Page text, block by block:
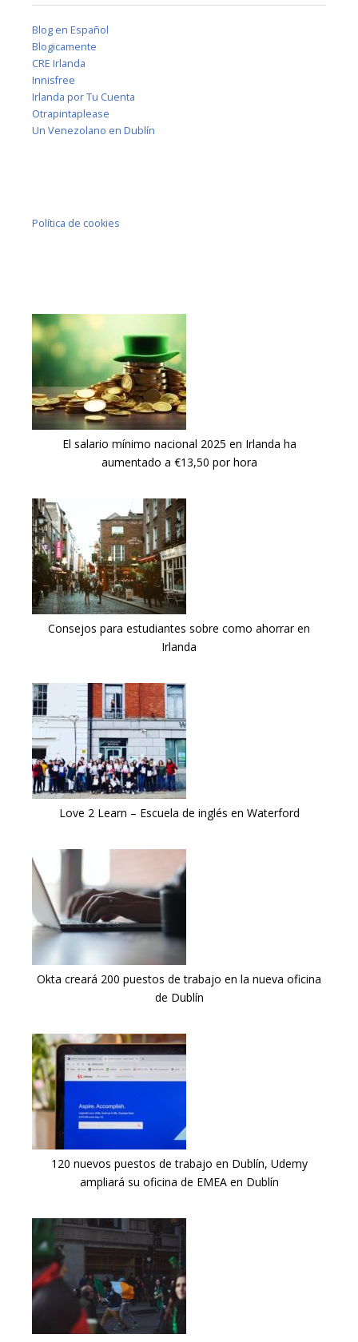
Blog en Español
Blogicamente
CRE Irlanda
Innisfree
Irlanda por Tu Cuenta
Otrapintaplease
Un Venezolano en Dublín
Política de cookies
El salario mínimo nacional 2025 en Irlanda ha
aumentado a €13,50 por hora
Consejos para estudiantes sobre como ahorrar en
Irlanda
Love 2 Learn – Escuela de inglés en Waterford
Okta creará 200 puestos de trabajo en la nueva oficina
de Dublín
120 nuevos puestos de trabajo en Dublín, Udemy
ampliará su oficina de EMEA en Dublín